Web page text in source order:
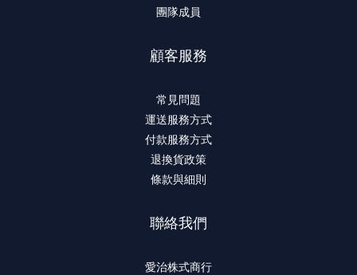
團隊成員
顧客服務
常見問題
運送服務方式
付款服務方式
退換貨政策
條款與細則
聯絡我們
愛治株式商行